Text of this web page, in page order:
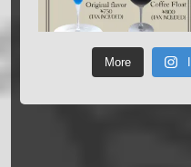
More